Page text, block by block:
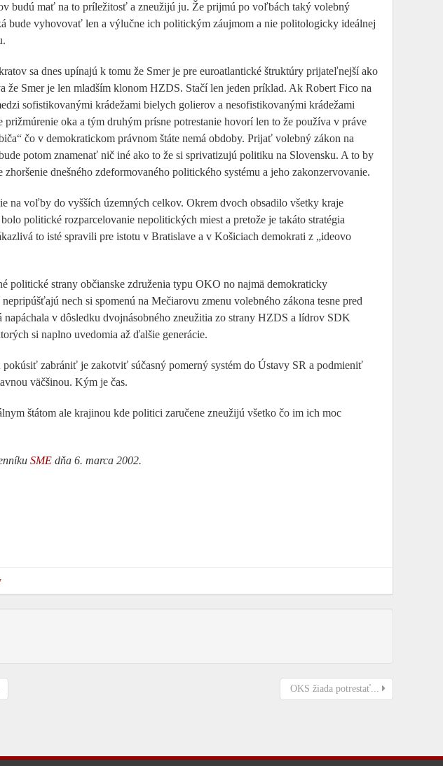
budú mať na to príležitosť a zneužijú ju. Že prijmú po voľbách taký volebný
bude vyhovovať len a výlučne ich politickým záujmom a nie politologicky ideálnej
sa dnes upínajú k tomu že Smer je pre euroatlantické štruktúry prijateľnejší ako
že Smer je len mladším klonom HZDS. Stačí len jeden príklad. Ak Robert Fico na
sofistikovanými krádežami bielych golierov a nesofistikovanými krádežami
oka a tým druhým prísne potrestanie hovorí len to že používa v práve
čo v demokratickom právnom štáte nemá obdoby. Prijať volebný zákon na
potom znamenať nič iné ako to že si sprivatizujú politiku na Slovensku. A to by
zhoršenie dnešného zdeformovaného politického systému a jeho zakonzervovanie.
na voľby do vyšších územných celkov. Okrem dvoch obsadilo všetky kraje
politické rozparcelovanie nepolitických miest a pretože je takáto stratégia
to isté spravili pre istotu v Bratislave a v Košiciach demokrati z „ideovo
politické strany občianske združenia typu OKO no najmä demokraticky
nech si spomenú na Mečiarovu zmenu volebného zákona tesne pred
v dôsledku dvojnásobného zneužitia zo strany HZDS a lídrov SDK
si naplno uvedomia až ďalšie generácie.
pokúsiť zabrániť je zakotviť súčasný pomerný systém do Ústavy SR a podmieniť
väčšinou. Kým je čas.
štátom ale krajinou kde politici zaručene zneužijú všetko čo im ich moc
SME dňa 6. marca 2002.
OKS žiada potrestať...